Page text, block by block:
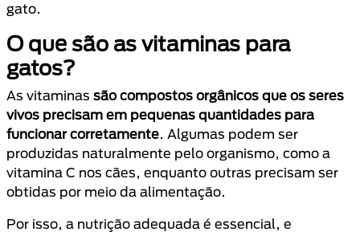
gato.
O que são as vitaminas para
gatos?
As vitaminas são compostos orgânicos que os seres
vivos precisam em pequenas quantidades para
funcionar corretamente. Algumas podem ser
produzidas naturalmente pelo organismo, como a
vitamina C nos cães, enquanto outras precisam ser
obtidas por meio da alimentação.
Por isso, a nutrição adequada é essencial, e